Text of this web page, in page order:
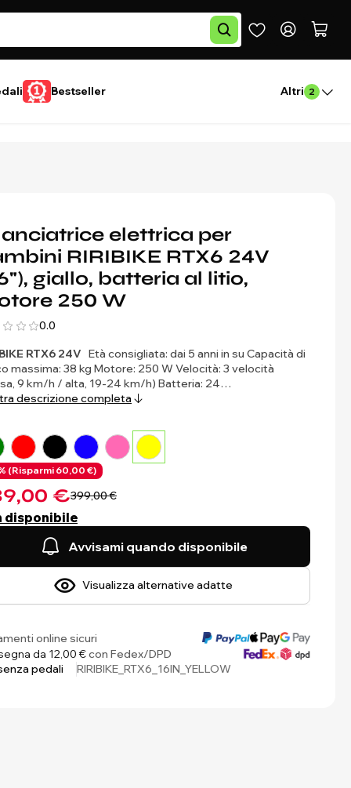
Bestseller Altri 2
elettrica per
RIRIBIKE RTX6 24V
giallo, batteria al litio,
250 W
0.0
RTX6 24V Età consigliata: dai 5 anni in su Capacità di
massima: 38 kg Motore: 250 W Velocità: 3 velocità
9 km/h / alta, 19-24 km/h) Batteria: 24…
descrizione completa
(Risparmi 60,00 €)
€399,00 €
disponibile
Avvisami quando disponibile
Visualizza alternative adatte
online sicuri
da 12,00 €con Fedex/DPD
pedali
RIRIBIKE_RTX6_16IN_YELLOW